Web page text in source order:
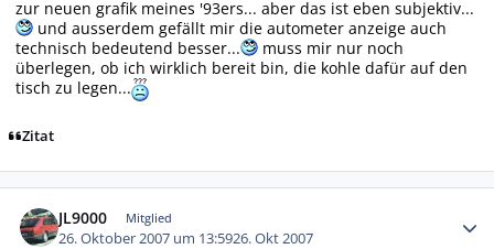
zur neuen grafik meines '93ers... aber das ist eben subjektiv...
und ausserdem gefällt mir die autometer anzeige auch
technisch bedeutend besser...
muss mir nur noch
überlegen, ob ich wirklich bereit bin, die kohle dafür auf den
tisch zu legen...
Zitat
JL9000 Mitglied
26. Oktober 2007 um 13:5926. Okt 2007